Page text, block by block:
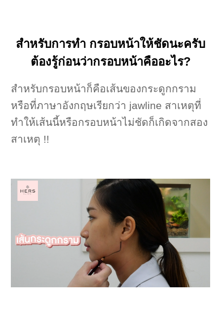
สำหรับการทำ กรอบหน้าให้ชัดนะครับ
ต้องรู้ก่อนว่ากรอบหน้าคืออะไร?
สำหรับกรอบหน้าก็คือเส้นของกระดูกกราม
หรือที่ภาษาอังกฤษเรียกว่า jawline สาเหตุที่
ทำให้เส้นนี้หรือกรอบหน้าไม่ชัดก็เกิดจากสอง
สาเหตุ !!